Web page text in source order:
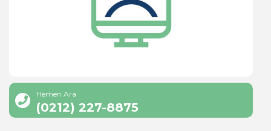
Hemen Ara
(0212) 227-8875